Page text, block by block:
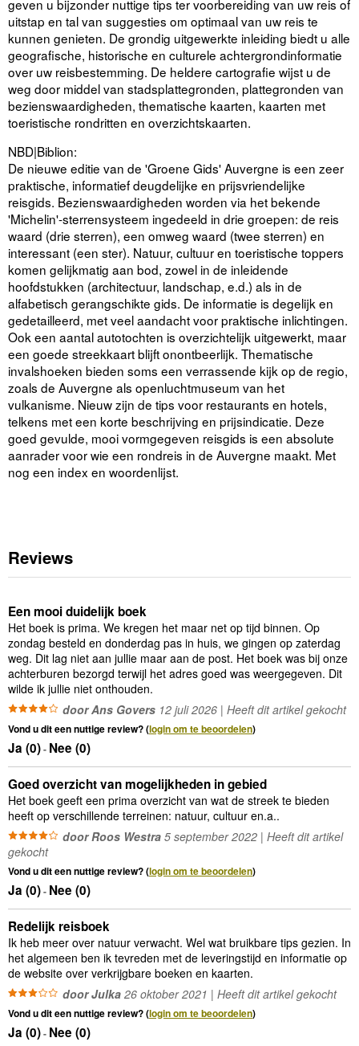
geven u bijzonder nuttige tips ter voorbereiding van uw reis of
uitstap en tal van suggesties om optimaal van uw reis te
kunnen genieten. De grondig uitgewerkte inleiding biedt u alle
geografische, historische en culturele achtergrondinformatie
over uw reisbestemming. De heldere cartografie wijst u de
weg door middel van stadsplattegronden, plattegronden van
bezienswaardigheden, thematische kaarten, kaarten met
toeristische rondritten en overzichtskaarten.
NBD|Biblion:
De nieuwe editie van de 'Groene Gids' Auvergne is een zeer
praktische, informatief deugdelijke en prijsvriendelijke
reisgids. Bezienswaardigheden worden via het bekende
'Michelin'-sterrensysteem ingedeeld in drie groepen: de reis
waard (drie sterren), een omweg waard (twee sterren) en
interessant (een ster). Natuur, cultuur en toeristische toppers
komen gelijkmatig aan bod, zowel in de inleidende
hoofdstukken (architectuur, landschap, e.d.) als in de
alfabetisch gerangschikte gids. De informatie is degelijk en
gedetailleerd, met veel aandacht voor praktische inlichtingen.
Ook een aantal autotochten is overzichtelijk uitgewerkt, maar
een goede streekkaart blijft onontbeerlijk. Thematische
invalshoeken bieden soms een verrassende kijk op de regio,
zoals de Auvergne als openluchtmuseum van het
vulkanisme. Nieuw zijn de tips voor restaurants en hotels,
telkens met een korte beschrijving en prijsindicatie. Deze
goed gevulde, mooi vormgegeven reisgids is een absolute
aanrader voor wie een rondreis in de Auvergne maakt. Met
nog een index en woordenlijst.
Reviews
Een mooi duidelijk boek
Het boek is prima. We kregen het maar net op tijd binnen. Op
zondag besteld en donderdag pas in huis, we gingen op zaterdag
weg. Dit lag niet aan jullie maar aan de post. Het boek was bij onze
achterburen bezorgd terwijl het adres goed was weergegeven. Dit
wilde ik jullie niet onthouden.
door Ans Govers 12 juli 2026 | Heeft dit artikel gekocht
Vond u dit een nuttige review? (login om te beoordelen)
Ja (0)- Nee (0)
Goed overzicht van mogelijkheden in gebied
Het boek geeft een prima overzicht van wat de streek te bieden
heeft op verschillende terreinen: natuur, cultuur en.a..
door Roos Westra 5 september 2022 | Heeft dit artikel
gekocht
Vond u dit een nuttige review? (login om te beoordelen)
Ja (0)- Nee (0)
Redelijk reisboek
Ik heb meer over natuur verwacht. Wel wat bruikbare tips gezien. In
het algemeen ben ik tevreden met de leveringstijd en informatie op
de website over verkrijgbare boeken en kaarten.
door Julka 26 oktober 2021 | Heeft dit artikel gekocht
Vond u dit een nuttige review? (login om te beoordelen)
Ja (0)- Nee (0)